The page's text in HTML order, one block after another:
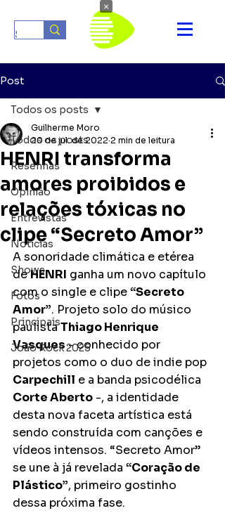
Post
Todos os posts
Resenhas
Opinião
Entrevistas
Notícias
Shows
Fotos
Principais
João Rock 2025
Todos os posts
HENRI transforma
amores proibidos e
relações tóxicas no
clipe “Secreto Amor”
Guilherme Moro
20 de jul. de 2022 2 min de leitura
A sonoridade climática e etérea
de HENRI ganha um novo capítulo
com o single e clipe “Secreto
Amor”. Projeto solo do músico
paulista Thiago Henrique
Vasques - conhecido por
projetos como o duo de indie pop
Carpechill e a banda psicodélica
Corte Aberto -, a identidade
desta nova faceta artística está
sendo construída com canções e
vídeos intensos. “Secreto Amor”
se une à já revelada “Coração de
Plástico”, primeiro gostinho
dessa próxima fase.
×